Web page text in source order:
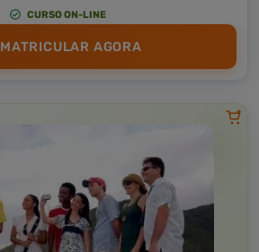
CURSO ON-LINE
MATRICULAR AGORA